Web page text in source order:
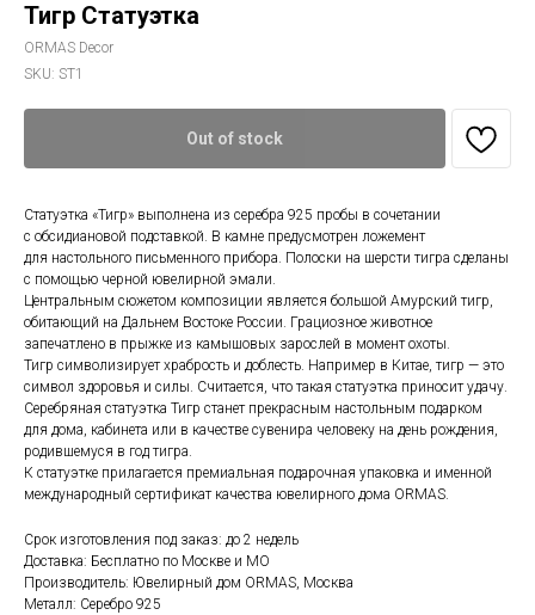
Тигр Статуэтка
ORMAS Decor
SKU: ST1
Out of stock
Статуэтка «Тигр» выполнена из серебра 925 пробы в сочетании
с обсидиановой подставкой. В камне предусмотрен ложемент
для настольного письменного прибора. Полоски на шерсти тигра сделаны
с помощью черной ювелирной эмали.
Центральным сюжетом композиции является большой Амурский тигр,
обитающий на Дальнем Востоке России. Грациозное животное
запечатлено в прыжке из камышовых зарослей в момент охоты.
Тигр символизирует храбрость и доблесть. Например в Китае, тигр — это
символ здоровья и силы. Считается, что такая статуэтка приносит удачу.
Серебряная статуэтка Тигр станет прекрасным настольным подарком
для дома, кабинета или в качестве сувенира человеку на день рождения,
родившемуся в год тигра.
К статуэтке прилагается премиальная подарочная упаковка и именной
международный сертификат качества ювелирного дома ORMAS.
Срок изготовления под заказ: до 2 недель
Доставка: Бесплатно по Москве и МО
Производитель: Ювелирный дом ORMAS, Москва
Металл: Серебро 925